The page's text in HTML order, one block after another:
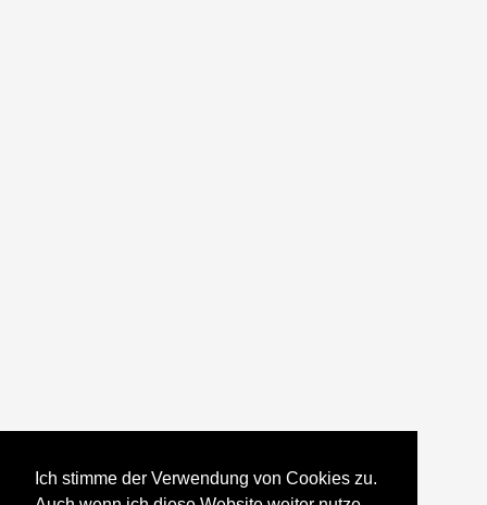
Ich stimme der Verwendung von Cookies zu.